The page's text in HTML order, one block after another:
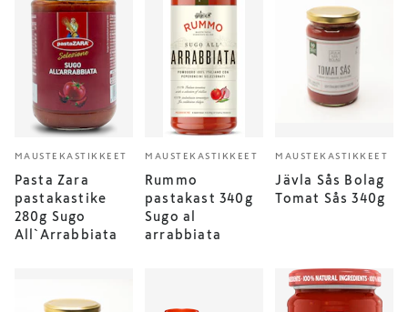
MAUSTEKASTIKKEET
Pasta Zara
pastakastike
280g Sugo
All`Arrabbiata
MAUSTEKASTIKKEET
Rummo
pastakast 340g
Sugo al
arrabbiata
MAUSTEKASTIKKEET
Jävla Sås Bolag
Tomat Sås 340g